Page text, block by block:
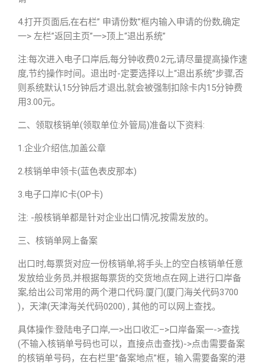
4.打开页面后,在右栏” 申请份数”框内输入申请的份数,确定
一> 左栏”返回主页”一>顶上“退出系统”
注:每次进入电子口岸后,每分钟收费0.2元,请尽量提高操作速
度,节约操作时间。退出时-定要选择以上“退出系统”步骤,否
则系统默认15分钟后才退出,就会被强制扣除卡内15分钟费
用3.00元。
二、领取核销单(领取单位:外管局)准备以下资料:
1.企业介绍信,加盖公章
2.核销单申领卡(蓝色表皮那本)
3.电子口岸IC卡(OP卡)
注: -般核销单都是针对企业出口情况,按需发放的。
三、核销单网上备案
出口时,每票货对应一份核销单,将手头上的空白核销单任意
发放给业务员,并根据每票货的交货地点在网上进行口岸备
案,给出公司常用的两个港口代码:厦门(厦门海关代码3700
)，天津(天津海关代码0200) , 其他的可以网上查找。
具体操作:登陆电子口岸,一>出口收汇–>口岸备案一->查找
(不输入核销单号码也可以，直接点击查找)->点击需要备案
的核销单号码，在右栏里”备案地点”框，输入需要备案的港